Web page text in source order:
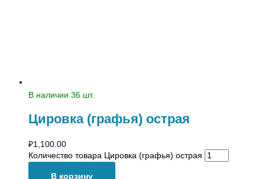
В наличии 36 шт.
Цировка (графья) острая
₽1,100.00
Количество товара Цировка (графья) острая
В корзину